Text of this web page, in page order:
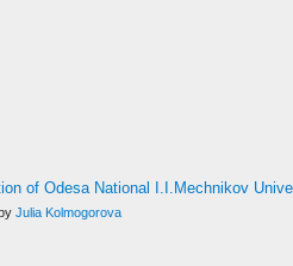
of Odesa National I.I.Mechnikov
Julia Kolmogorova